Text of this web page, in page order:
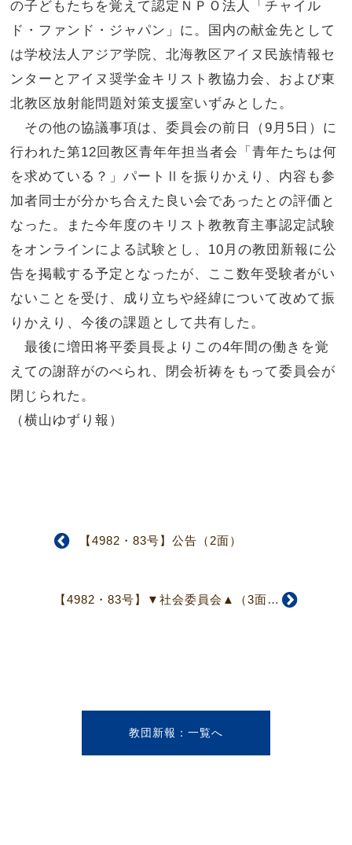
の子どもたちを覚えて認定ＮＰＯ法人「チャイル
ド・ファンド・ジャパン」に。国内の献金先として
は学校法人アジア学院、北海教区アイヌ民族情報セ
ンターとアイヌ奨学金キリスト教協力会、および東
北教区放射能問題対策支援室いずみとした。
その他の協議事項は、委員会の前日（9月5日）に
行われた第12回教区青年年担当者会「青年たちは何
を求めている？」パートⅡを振りかえり、内容も参
加者同士が分かち合えた良い会であったとの評価と
なった。また今年度のキリスト教教育主事認定試験
をオンラインによる試験とし、10月の教団新報に公
告を掲載する予定となったが、ここ数年受験者がい
ないことを受け、成り立ちや経緯について改めて振
りかえり、今後の課題として共有した。
最後に増田将平委員長よりこの4年間の働きを覚
えての謝辞がのべられ、閉会祈祷をもって委員会が
閉じられた。
（横山ゆずり報）
【4982・83号】公告（2面）
【4982・83号】▼社会委員会▲（3面）
教団新報